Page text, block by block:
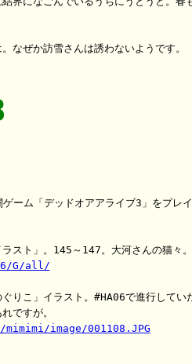
なぜか訪雪さんは誘わないようです。
ゲーム「デッドオアアライブ3」をプレ
G/all/
りこ」イラスト。#HA06で進行してい
image/001108.JPG